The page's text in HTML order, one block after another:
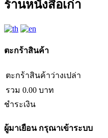
ร้านหนังสือเก่า
ตะกร้าสินค้า
ตะกร้าสินค้าว่างเปล่า
รวม 0.00 บาท
ชำระเงิน
ผู้มาเยือนกรุณาเข้าระบบ